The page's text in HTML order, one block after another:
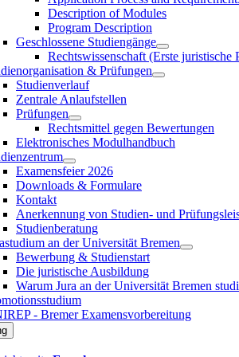
Description of Modules
Program Description
Geschlossene Studiengänge
Rechtswissenschaft (Erste juristische
& Prüfungen
Studienverlauf
Zentrale Anlaufstellen
Prüfungen
Rechtsmittel gegen Bewertungen
Elektronisches Modulhandbuch
Examensfeier 2026
Downloads & Formulare
Kontakt
Anerkennung von Studien- und
Studienberatung
an der Universität Bremen
Bewerbung & Studienstart
Die juristische Ausbildung
Warum Jura an der Universität Bremen
- Bremer Examensvorbereitung